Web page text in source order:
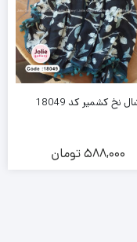
نخ کشمیر کد 18049
588,000تومان